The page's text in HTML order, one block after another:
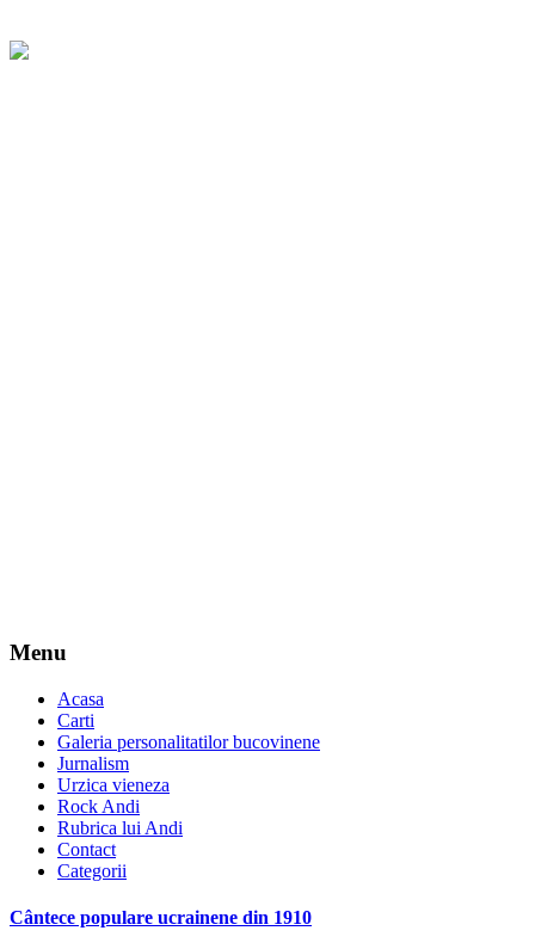
Menu
Acasa
Carti
Galeria personalitatilor bucovinene
Jurnalism
Urzica vieneza
Rock Andi
Rubrica lui Andi
Contact
Categorii
Cântece populare ucrainene din 1910